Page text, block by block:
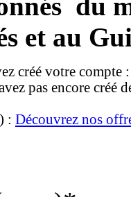
du
et au
créé votre compte
pas encore créé
: Découvrez nos